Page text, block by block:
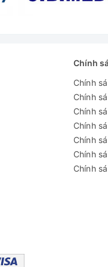
Chính
Chính
Chính
Chính
Chính
Chính
Chính
Chính